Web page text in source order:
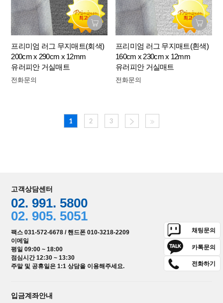
프리미엄 러그 무지매트(회색)
200cm x 290cm x 12mm
유러피안 거실매트
전화문의
프리미엄 러그 무지매트(흰색)
160cm x 230cm x 12mm
유러피안 거실매트
전화문의
1 2 3
고객상담센터
02. 991. 5800
02. 905. 5051
팩스 031-572-6678 / 핸드폰 010-3218-2209
이메일
평일 09:00 ~ 18:00
점심시간 12:30 ~ 13:30
주말 및 공휴일은 1:1 상담을 이용해주세요.
채팅문의
카톡문의
전화하기
입금계좌안내